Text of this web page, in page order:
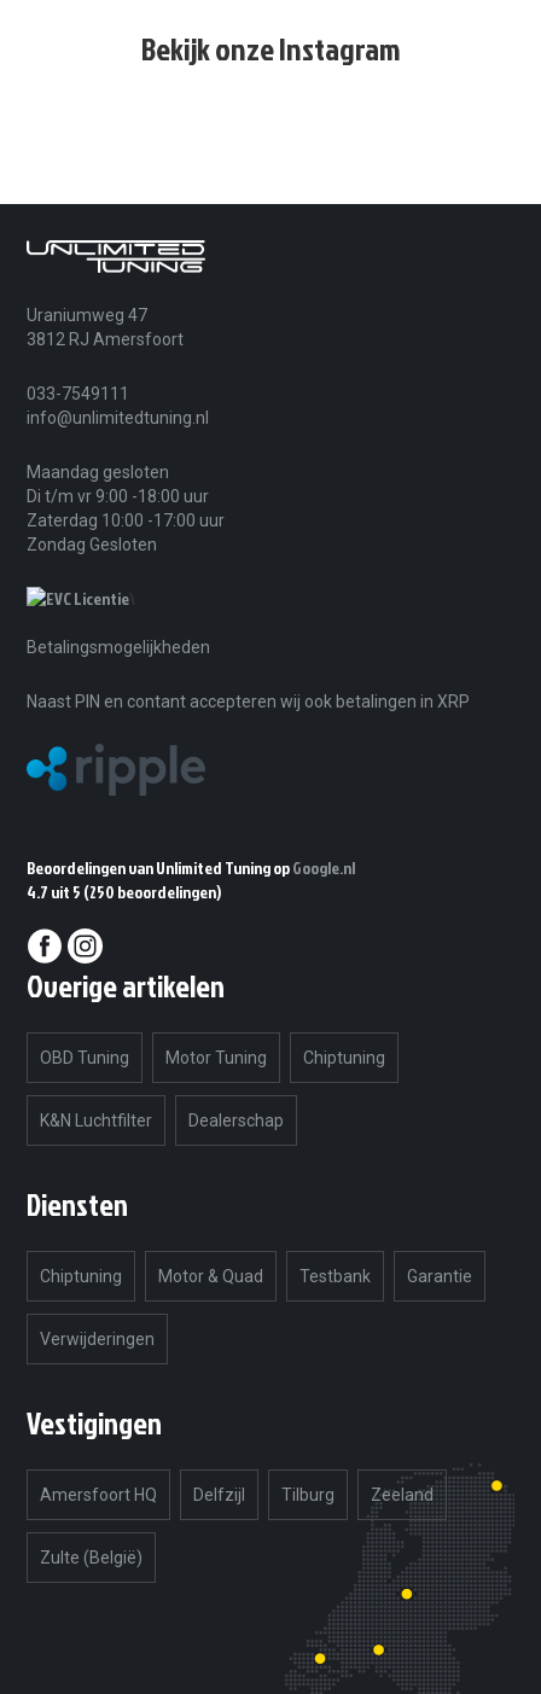
Bekijk onze Instagram
Uraniumweg 47
3812 RJ Amersfoort
033-7549111
info@unlimitedtuning.nl
Maandag gesloten
Di t/m vr 9:00 -18:00 uur
Zaterdag 10:00 -17:00 uur
Zondag Gesloten
Betalingsmogelijkheden
Naast PIN en contant accepteren wij ook betalingen in XRP
Beoordelingen van Unlimited Tuning opGoogle.nl
4.7 uit 5 (250 beoordelingen)
Overige artikelen
OBD Tuning Motor Tuning Chiptuning
K&N Luchtfilter Dealerschap
Diensten
Chiptuning Motor & Quad Testbank Garantie
Verwijderingen
Vestigingen
Amersfoort HQ Delfzijl Tilburg Zeeland
Zulte (België)